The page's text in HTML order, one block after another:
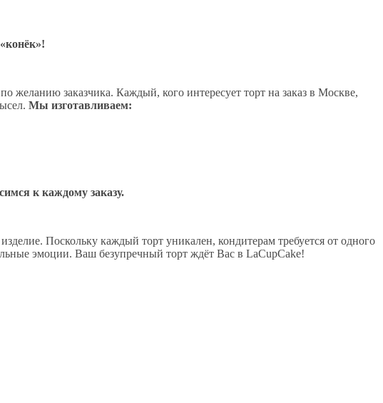
желанию заказчика. Каждый, кого интересует торт на заказ в Москве,
Мы изготавливаем:
к каждому заказу.
Поскольку каждый торт уникален, кондитерам требуется от одного
эмоции. Ваш безупречный торт ждёт Вас в LaCupCake!